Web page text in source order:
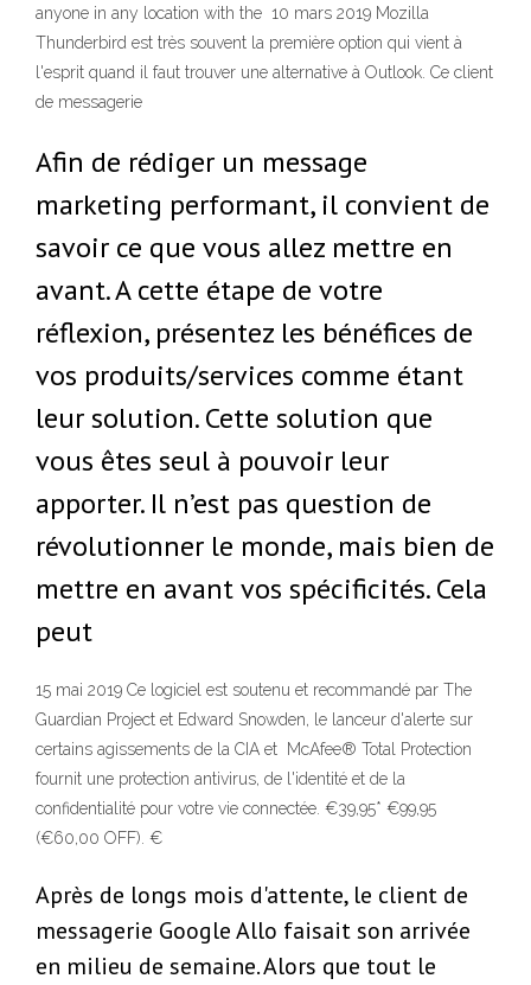
anyone in any location with the 10 mars 2019 Mozilla
Thunderbird est très souvent la première option qui vient à
l'esprit quand il faut trouver une alternative à Outlook. Ce client
de messagerie
Afin de rédiger un message
marketing performant, il convient de
savoir ce que vous allez mettre en
avant. A cette étape de votre
réflexion, présentez les bénéfices de
vos produits/services comme étant
leur solution. Cette solution que
vous êtes seul à pouvoir leur
apporter. Il n’est pas question de
révolutionner le monde, mais bien de
mettre en avant vos spécificités. Cela
peut
15 mai 2019 Ce logiciel est soutenu et recommandé par The
Guardian Project et Edward Snowden, le lanceur d'alerte sur
certains agissements de la CIA et McAfee® Total Protection
fournit une protection antivirus, de l'identité et de la
confidentialité pour votre vie connectée. €39,95* €99,95
(€60,00 OFF). €
Après de longs mois d'attente, le client de
messagerie Google Allo faisait son arrivée
en milieu de semaine. Alors que tout le